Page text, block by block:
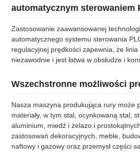
automatycznym sterowaniem
Zastosowanie zaawansowanej
automatycznego systemu sterowania
regulacyjnej prędkości zapewnia, że linia
niezawodnie i jest łatwa w obsłudze i
Wszechstronne możliwości
Nasza maszyna produkująca rury może
materiały, w tym stal, ocynkowaną stal,
aluminium, miedź i żelazo.i
zastosowań dekoracyjnych, meble,
naftowy i gazowy oraz przemysł części